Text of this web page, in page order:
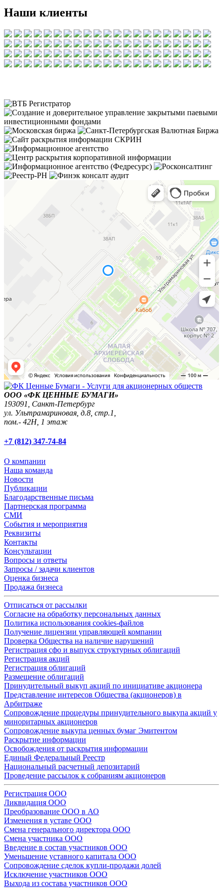
Наши клиенты
ООО «ФК ЦЕННЫЕ БУМАГИ»
193091, Санкт-Петербург
ул. Ультрамариновая, д.8, стр.1,
пом.- 42Н, 1 этаж
+7 (812) 347-74-84
О компании
Наша команда
Новости
Публикации
Благодарственные письма
Партнерская программа
СМИ
События и мероприятия
Реквизиты
Контакты
Консультации
Вопросы и ответы
Запросы / задачи клиентов
Оценка бизнеса
Продажа бизнеса
Отписаться от рассылки
Согласие на обработку персональных данных
Политика использования cookies-файлов
Получение лицензии управляющей компании
Проверка Общества на наличие нарушений
Регистрация сфо и выпуск структурных облигаций
Регистрация акций
Регистрация облигаций
Размещение облигаций
Принудительный выкуп акций по инициативе акционера
Представление интересов Общества (акционеров) в
Арбитраже
Сопровождение процедуры принудительного выкупа акций у
миноритарных акционеров
Сопровождение выкупа ценных бумаг Эмитентом
Раскрытие информации
Освобождения от раскрытия информации
Единый Федеральный Реестр
Национальный расчетный депозитарий
Проведение рассылок к собраниям акционеров
Регистрация ООО
Ликвидация ООО
Преобразование ООО в АО
Изменения в уставе ООО
Смена генерального директора ООО
Смена участника ООО
Введение в состав участников ООО
Уменьшение уставного капитала ООО
Сопровождение сделок купли-продажи долей
Исключение участников ООО
Выхода из состава участников ООО